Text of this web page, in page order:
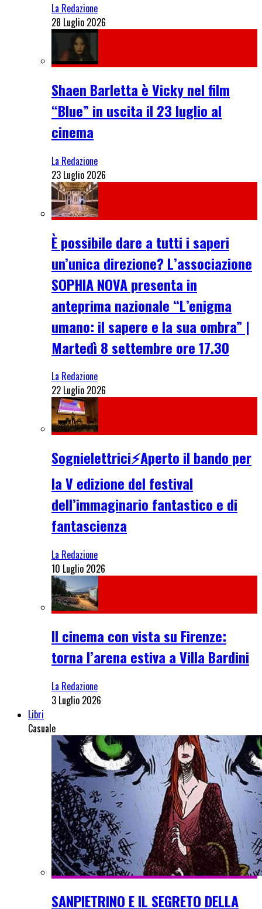
La Redazione
28 Luglio 2026
Shaen Barletta è Vicky nel film
“Blue” in uscita il 23 luglio al
cinema
La Redazione
23 Luglio 2026
È possibile dare a tutti i saperi
un’unica direzione? L’associazione
SOPHIA NOVA presenta in
anteprima nazionale “L’enigma
umano: il sapere e la sua ombra” |
Martedì 8 settembre ore 17.30
La Redazione
22 Luglio 2026
Sognielettrici⚡Aperto il bando per
la V edizione del festival
dell’immaginario fantastico e di
fantascienza
La Redazione
10 Luglio 2026
Il cinema con vista su Firenze:
torna l’arena estiva a Villa Bardini
La Redazione
3 Luglio 2026
Libri
Casuale
SANPIETRINO E IL SEGRETO DELLA